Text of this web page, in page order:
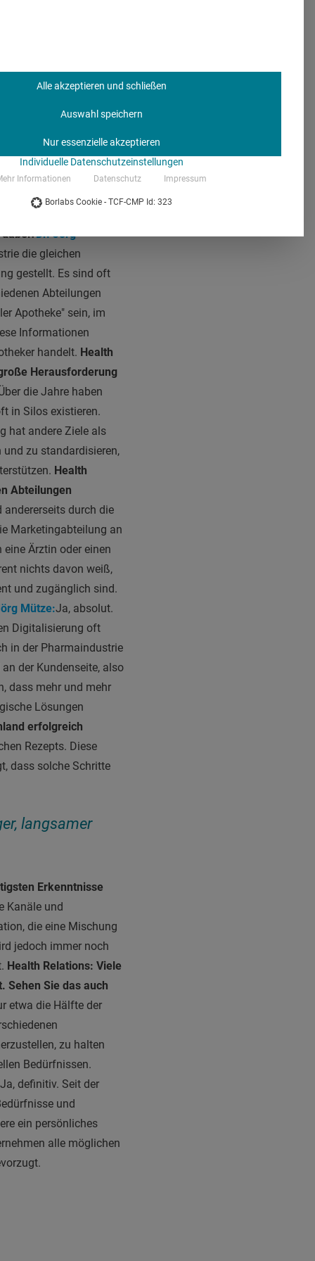
das von 20
zu den
Der Fokus liegt auf
Dr. Jörg
die gleichen
gestellt. Es sind oft
Abteilungen
Apotheke" sein, im
Informationen
handelt. Health
Herausforderung
die Jahre haben
in Silos existieren.
hat andere Ziele als
zu standardisieren,
Health
Abteilungen
durch die
Marketingabteilung an
Ärztin oder einen
nichts davon weiß,
und zugänglich sind.
Mütze:Ja, absolut.
Digitalisierung oft
in der Pharmaindustrie
der Kundenseite, also
dass mehr und mehr
Lösungen
erfolgreich
Rezepts. Diese
dass solche Schritte
langsamer
Erkenntnisse
Kanäle und
die eine Mischung
jedoch immer noch
Health Relations: Viele
Sehen Sie das auch
etwa die Hälfte der
zu halten
Bedürfnissen.
Ja, definitiv. Seit der
und
ein persönliches
alle möglichen
Alle akzeptieren und schließen
Auswahl speichern
Nur essenzielle akzeptieren
Individuelle Datenschutzeinstellungen
Informationen Datenschutz Impressum
Borlabs Cookie - TCF-CMP Id: 323